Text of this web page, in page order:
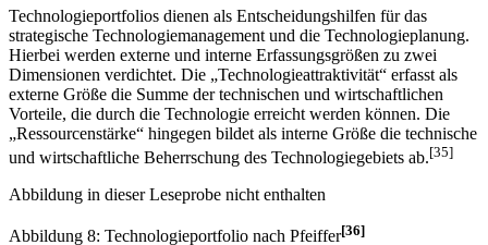
3.1.4 Technologieportfolio zum Ableiten von Normstrategien
Technologieportfolios dienen als Entscheidungshilfen für das
strategische Technologiemanagement und die Technologieplanung.
Hierbei werden externe und interne Erfassungsgrößen zu zwei
Dimensionen verdichtet. Die „Technologieattraktivität“ erfasst als
externe Größe die Summe der technischen und wirtschaftlichen
Vorteile, die durch die Technologie erreicht werden können. Die
„Ressourcenstärke“ hingegen bildet als interne Größe die technische
und wirtschaftliche Beherrschung des Technologiegebiets ab.
Abbildung in dieser Leseprobe nicht enthalten